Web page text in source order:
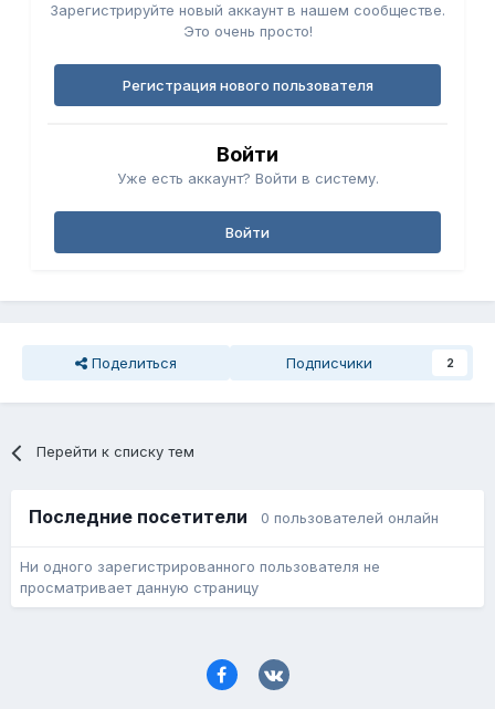
Зарегистрируйте новый аккаунт в нашем сообществе.
Это очень просто!
Регистрация нового пользователя
Войти
Уже есть аккаунт? Войти в систему.
Войти
Поделиться Подписчики 2
Перейти к списку тем
Последние посетители 0 пользователей онлайн
Ни одного зарегистрированного пользователя не
просматривает данную страницу